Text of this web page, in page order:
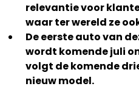
relevantie voor
waar ter wereld ze
De eerste auto van
wordt komende juli
volgt de komende
nieuw model.